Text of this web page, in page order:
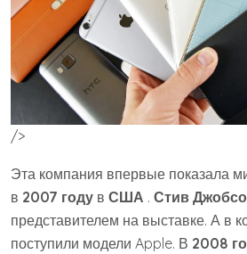
/>
Эта компания впервые показала
в 2007 году в США . Стив
представителем на выставке. А в
поступили модели Apple. В 2008